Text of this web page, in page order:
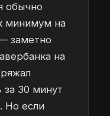
обычно
минимум на
заметно
на
за 30 минут
Но если